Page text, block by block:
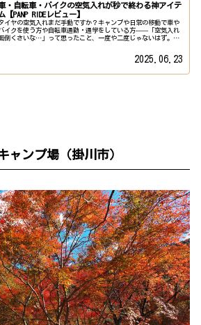
・自転車・バイクの空気入れが秒で終わる神アイテ
ム【PANP RIDEレビュー】
イヤの空気入れまだ手動ですか？キャンプや日常の移動で車や
イクを使う方や自転車通勤・通学をしている方——「空気入れ
倒くさいな…」って思ったこと、一度や二度じゃないはず。そ
2025.06.23
ャンプ場（掛川市）